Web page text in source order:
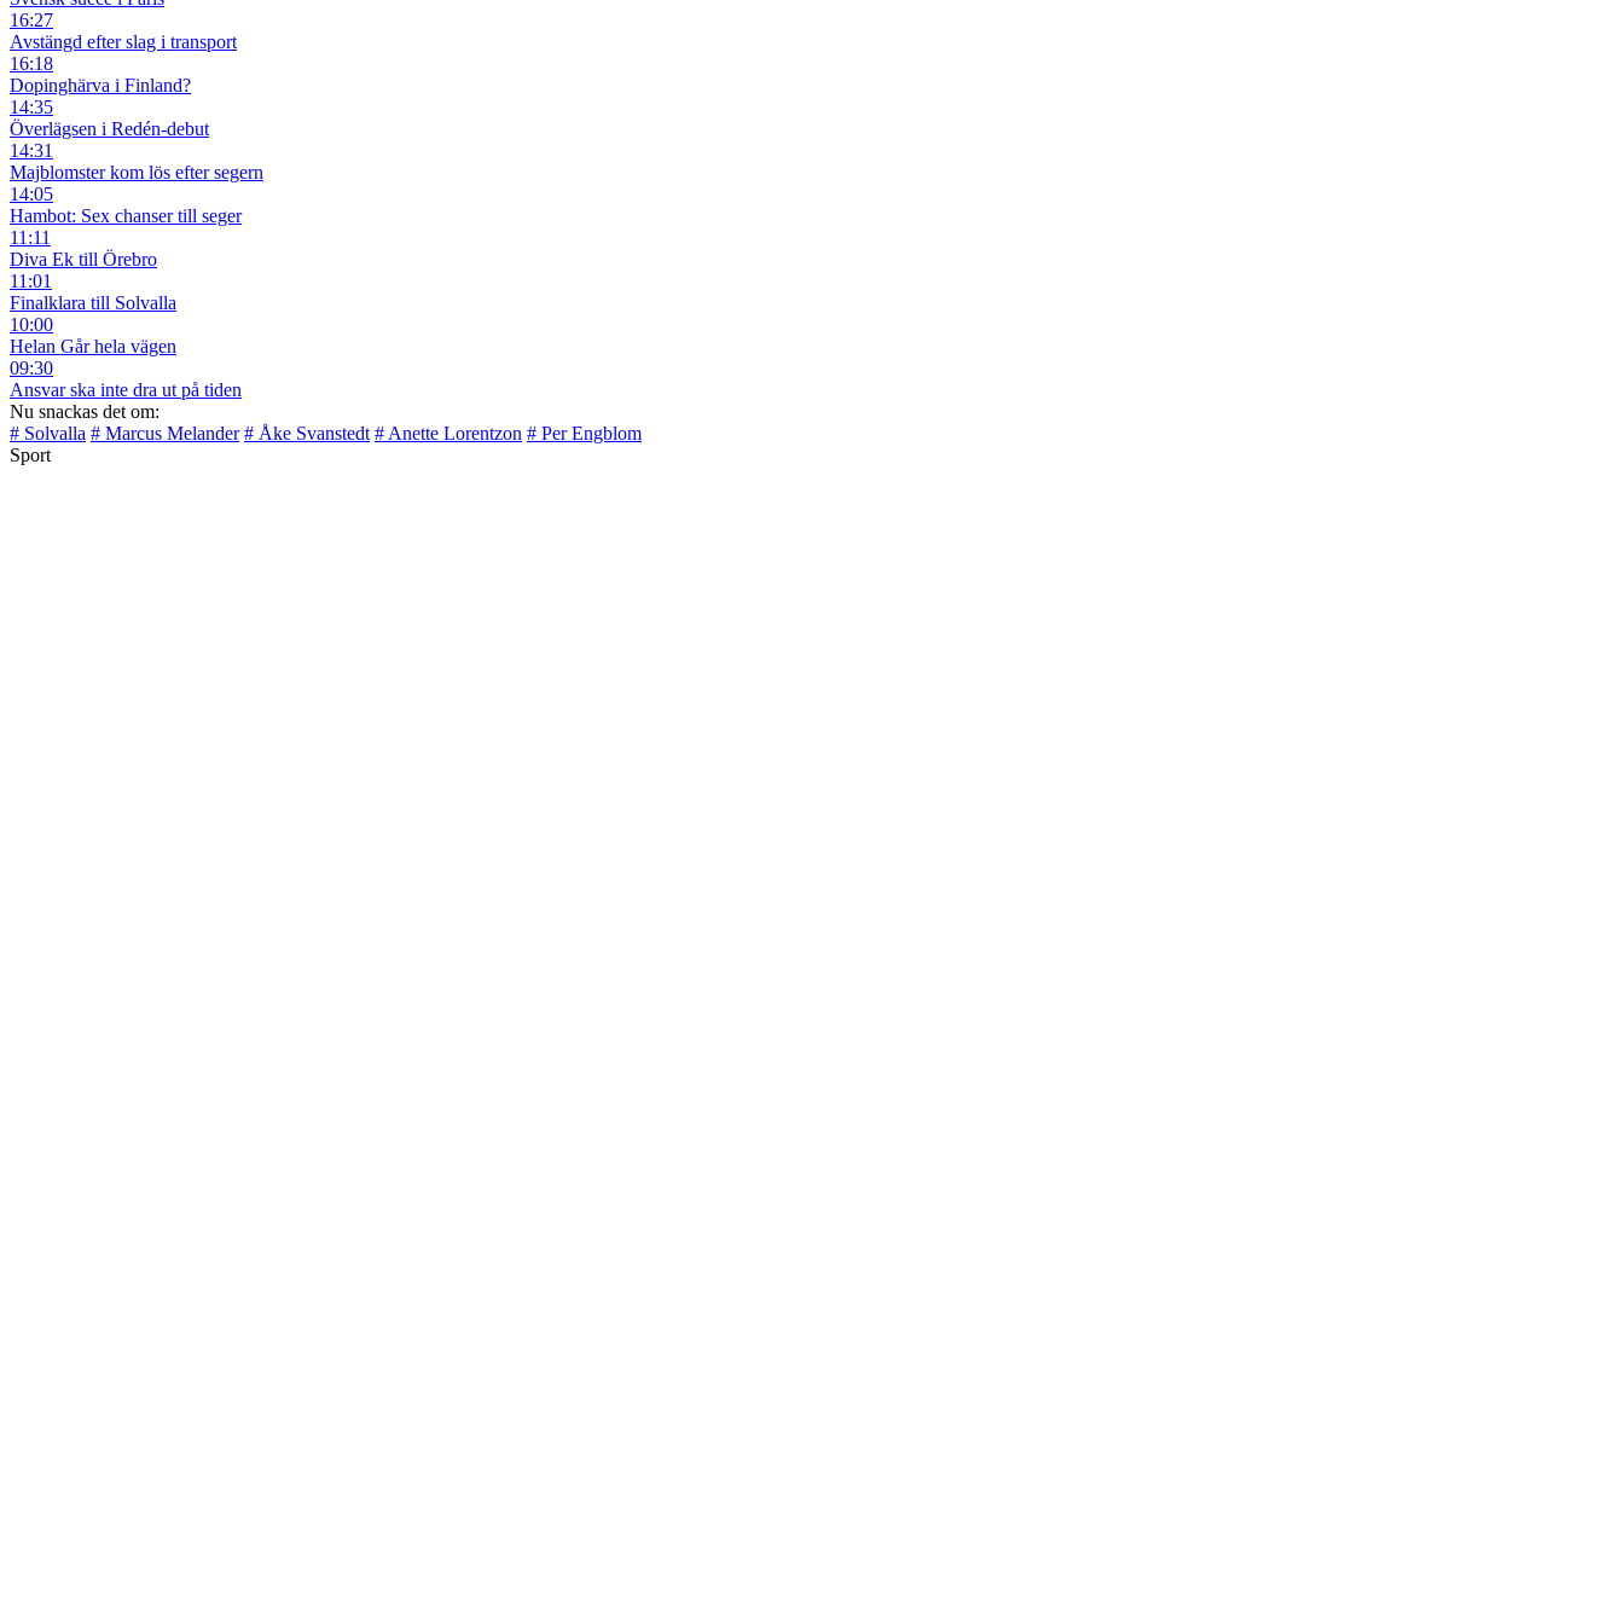
16:27
Avstängd efter slag i transport
16:18
Dopinghärva i Finland?
14:35
Överlägsen i Redén-debut
14:31
Majblomster kom lös efter segern
14:05
Hambot: Sex chanser till seger
11:11
Diva Ek till Örebro
11:01
Finalklara till Solvalla
10:00
Helan Går hela vägen
09:30
Ansvar ska inte dra ut på tiden
Nu snackas det om:
# Solvalla # Marcus Melander # Åke Svanstedt # Anette Lorentzon # Per Engblom
Sport